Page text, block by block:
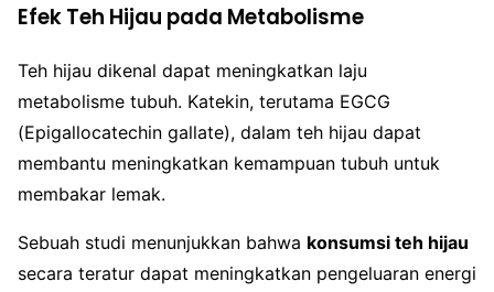
Efek Teh Hijau pada Metabolisme
Teh hijau dikenal dapat meningkatkan laju
metabolisme tubuh. Katekin, terutama EGCG
(Epigallocatechin gallate), dalam teh hijau dapat
membantu meningkatkan kemampuan tubuh untuk
membakar lemak.
Sebuah studi menunjukkan bahwa konsumsi teh hijau
secara teratur dapat meningkatkan pengeluaran energi